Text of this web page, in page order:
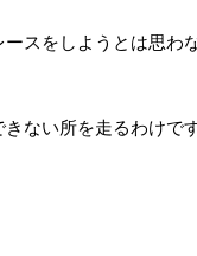
スをしようとは思わ
ない所を走るわけで